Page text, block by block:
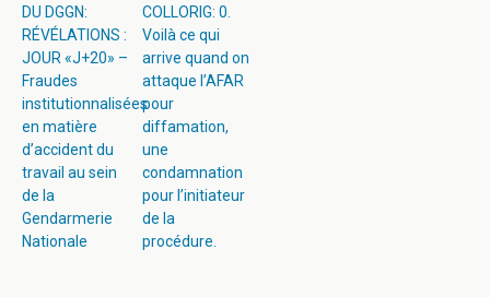
DU DGGN:
RÉVÉLATIONS :
JOUR «J+20» –
Fraudes
institutionnalisées
en matière
d’accident du
travail au sein
de la
Gendarmerie
Nationale
COLLORIG: 0.
Voilà ce qui
arrive quand on
attaque l’AFAR
pour
diffamation,
une
condamnation
pour l’initiateur
de la
procédure.